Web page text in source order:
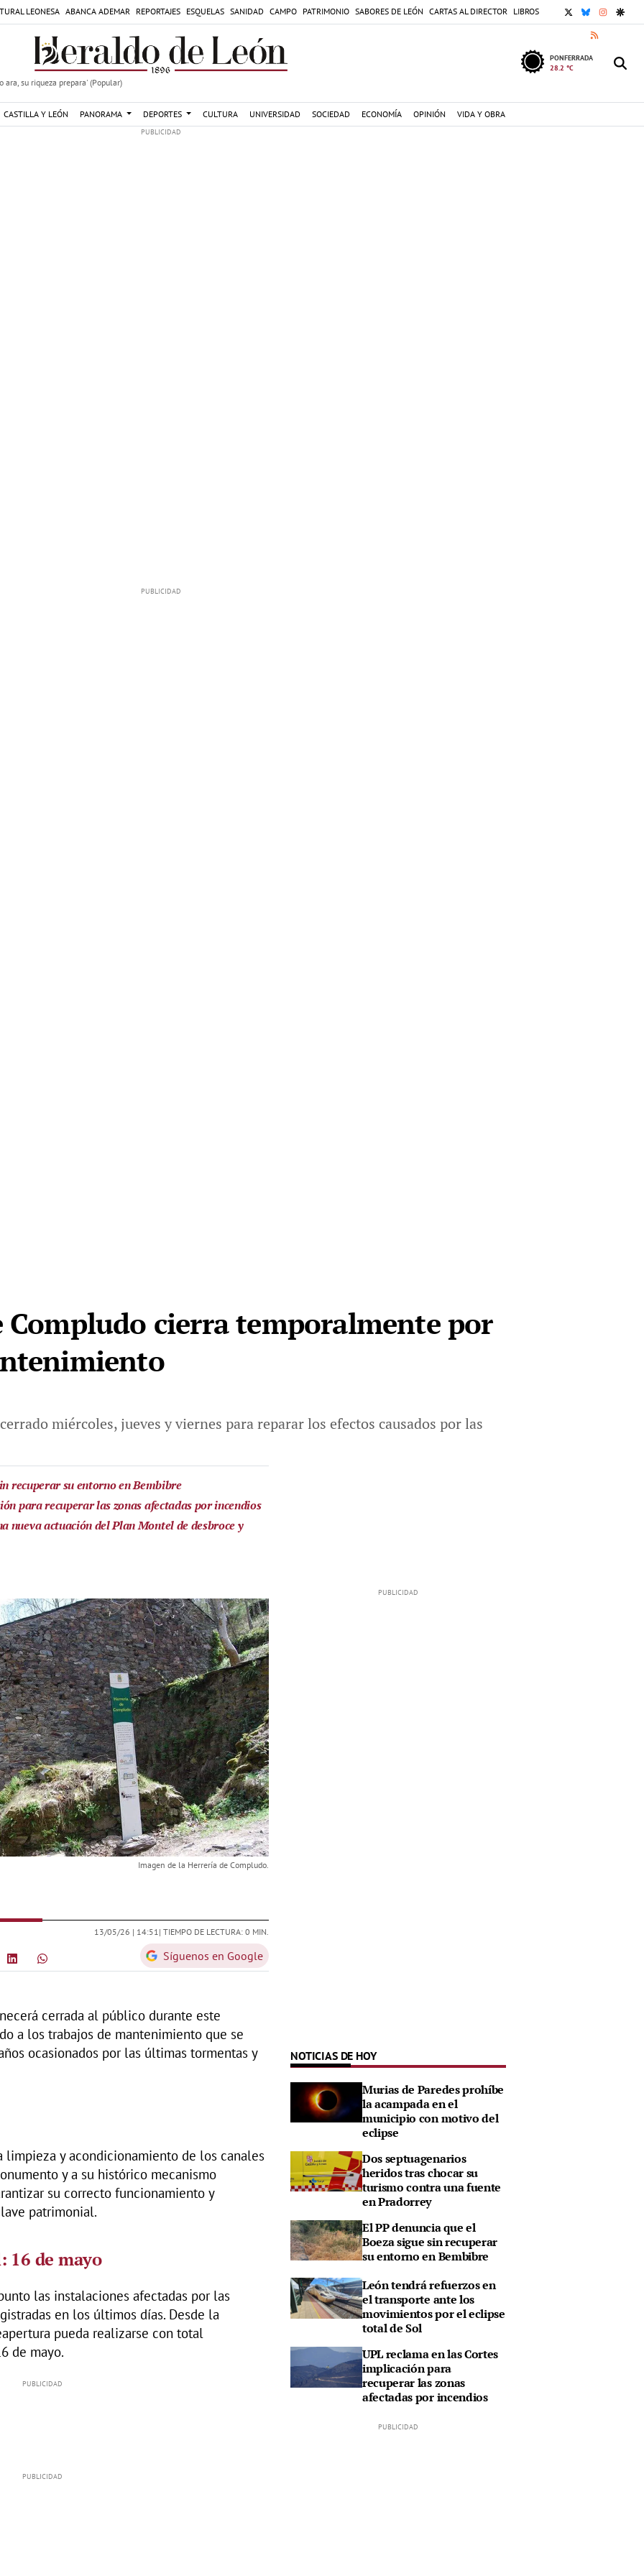
LEONESA ABANCA ADEMAR REPORTAJES ESQUELAS SANIDAD CAMPO PATRIMONIO SABORES DE LEÓN CARTAS AL DIRECTOR LIBROS X BLUESKY
RSS
ara, su riqueza prepara' (Popular)
PONFERRADA
28.2 °C
CASTILLA Y LEÓN PANORAMA DEPORTES CULTURA UNIVERSIDAD SOCIEDAD ECONOMÍA OPINIÓN VIDA Y OBRA
Compludo cierra temporalmente por
miércoles, jueves y viernes para reparar los efectos causados por las
recuperar su entorno en Bembibre
para recuperar las zonas afectadas por incendios
nueva actuación del Plan Montel de desbroce y
Imagen de la Herrería de Compludo.
13/05/26 | 14:51 | TIEMPO DE LECTURA: 0 MIN.
Síguenos en Google
cerrada al público durante este
a los trabajos de mantenimiento que se
ocasionados por las últimas tormentas y
limpieza y acondicionamiento de los canales
y a su histórico mecanismo
su correcto funcionamiento y
patrimonial.
16 de mayo
las instalaciones afectadas por las
en los últimos días. Desde la
pueda realizarse con total
de mayo.
NOTICIAS DE HOY
Murias de Paredes prohíbe
la acampada en el
municipio con motivo del
eclipse
Dos septuagenarios
heridos tras chocar su
turismo contra una fuente
en Pradorrey
El PP denuncia que el
Boeza sigue sin recuperar
su entorno en Bembibre
León tendrá refuerzos en
el transporte ante los
movimientos por el eclipse
total de Sol
UPL reclama en las Cortes
implicación para
recuperar las zonas
afectadas por incendios